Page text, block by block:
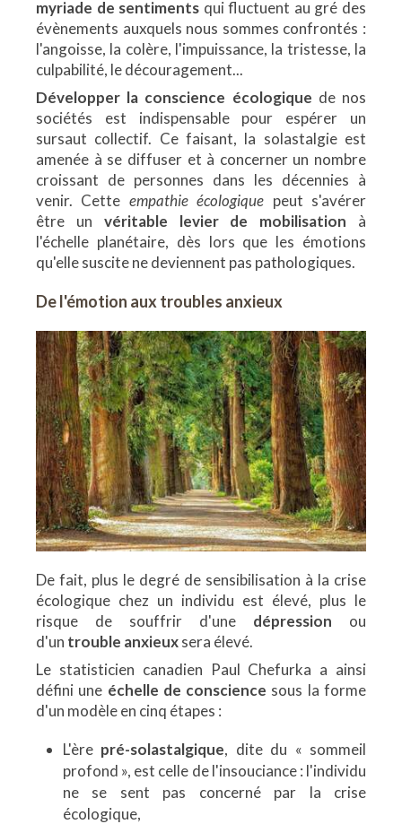
myriade de sentiments qui fluctuent au gré des
évènements auxquels nous sommes confrontés :
l'angoisse, la colère, l'impuissance, la tristesse, la
culpabilité, le découragement...
Développer la conscience écologique de nos
sociétés est indispensable pour espérer un
sursaut collectif. Ce faisant, la solastalgie est
amenée à se diffuser et à concerner un nombre
croissant de personnes dans les décennies à
venir. Cette empathie écologique peut s'avérer
être un véritable levier de mobilisation à
l'échelle planétaire, dès lors que les émotions
qu'elle suscite ne deviennent pas pathologiques.
De l'émotion aux troubles anxieux
De fait, plus le degré de sensibilisation à la crise
écologique chez un individu est élevé, plus le
risque de souffrir d'une dépression ou
d'un trouble anxieuxsera élevé.
Le statisticien canadien Paul Chefurka a ainsi
défini une échelle de conscience sous la forme
d'un modèle en cinq étapes :
L'ère pré-solastalgique, dite du « sommeil
profond », est celle de l'insouciance : l'individu
ne se sent pas concerné par la crise
écologique,